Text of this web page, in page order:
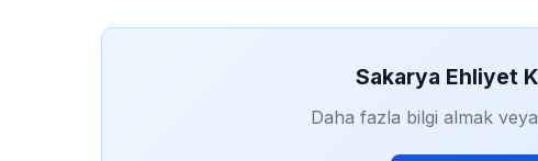
Sakarya Ehliyet
Daha fazla bilgi almak